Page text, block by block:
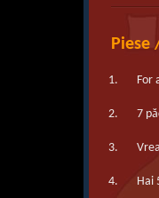
Piese
1. For
2. 7
3.
4. Hai